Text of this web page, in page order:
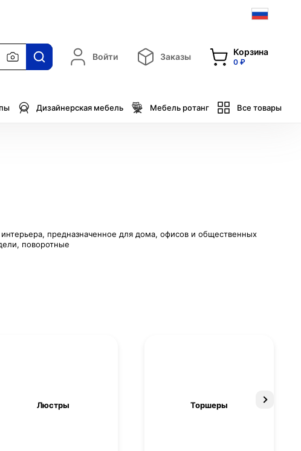
Войти Заказы Корзина
0 ₽
Дизайнерская мебель Мебель ротанг Все товары
предназначенное для дома, офисов и общественных
Люстры Торшеры